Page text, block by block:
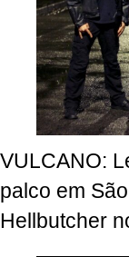
VULCANO:
palco em
Hellbutcher